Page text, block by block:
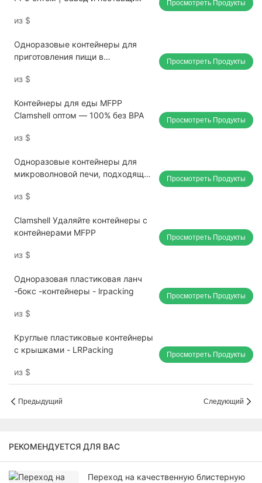
из $
Просмотреть Продукты
Одноразовые контейнеры для
приготовления пищи в
из $
Просмотреть Продукты
Контейнеры для еды MFPP
Clamshell оптом — 100% без BPA
из $
Просмотреть Продукты
Одноразовые контейнеры для
микроволновой печи, подходящие
общественного питания, оптовая
из $
Просмотреть Продукты
Clamshell Удаляйте контейнеры с
контейнерами MFPP
из $
Просмотреть Продукты
Одноразовая пластиковая ланч
-бокс -контейнеры - lrpacking
из $
Просмотреть Продукты
Круглые пластиковые контейнеры
с крышками - LRPacking
из $
Просмотреть Продукты
Предыдущий Следующий
РЕКОМЕНДУЕТСЯ ДЛЯ ВАС
Переход на качественную блистерную